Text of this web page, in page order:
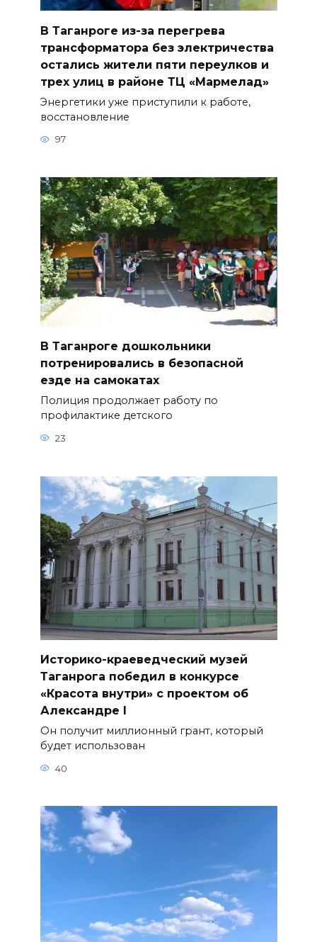
В Таганроге из-за перегрева
трансформатора без электричества
остались жители пяти переулков и
трех улиц в районе ТЦ «Мармелад»
Энергетики уже приступили к работе,
восстановление
97
В Таганроге дошкольники
потренировались в безопасной
езде на самокатах
Полиция продолжает работу по
профилактике детского
23
Историко-краеведческий музей
Таганрога победил в конкурсе
«Красота внутри» с проектом об
Александре I
Он получит миллионный грант, который
будет использован
40